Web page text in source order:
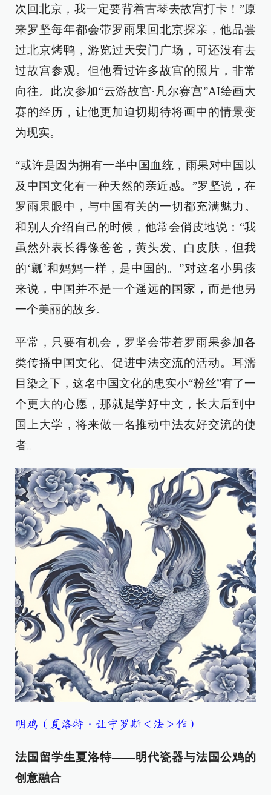
次回北京，我一定要背着古琴去故宫打卡！”原
来罗坚每年都会带罗雨果回北京探亲，他品尝
过北京烤鸭，游览过天安门广场，可还没有去
过故宫参观。但他看过许多故宫的照片，非常
向往。此次参加“云游故宫·凡尔赛宫”AI绘画大
赛的经历，让他更加迫切期待将画中的情景变
为现实。
“或许是因为拥有一半中国血统，雨果对中国以
及中国文化有一种天然的亲近感。”罗坚说，在
罗雨果眼中，与中国有关的一切都充满魅力。
和别人介绍自己的时候，他常会俏皮地说：“我
虽然外表长得像爸爸，黄头发、白皮肤，但我
的‘瓤’和妈妈一样，是中国的。”对这名小男孩
来说，中国并不是一个遥远的国家，而是他另
一个美丽的故乡。
平常，只要有机会，罗坚会带着罗雨果参加各
类传播中国文化、促进中法交流的活动。耳濡
目染之下，这名中国文化的忠实小“粉丝”有了一
个更大的心愿，那就是学好中文，长大后到中
国上大学，将来做一名推动中法友好交流的使
者。
明鸡（夏洛特·让宁罗斯＜法＞作）
法国留学生夏洛特——明代瓷器与法国公鸡的
创意融合